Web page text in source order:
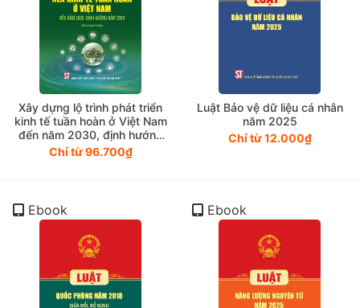
Mới nhất
Xây dựng lộ trình phát triển
kinh tế tuần hoàn ở Việt Nam
đến năm 2030, định hướng
đến năm 2050 (Sách chuyên
Chỉ từ 96.700₫
Luật Bảo vệ dữ liệu cá nhân
năm 2025
Chỉ từ 12.000₫
Ebook Ebook